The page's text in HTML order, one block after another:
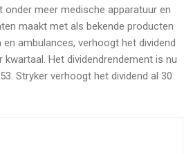
onder meer medische apparatuur en
maakt met als bekende producten
ambulances, verhoogt het dividend
kwartaal. Het dividendrendement is nu
Stryker verhoogt het dividend al 30